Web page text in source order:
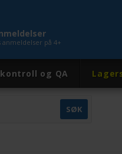
på 4+
og QA